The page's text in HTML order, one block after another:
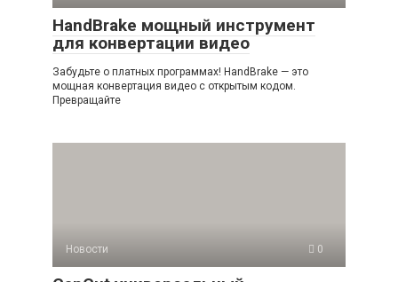
HandBrake мощный инструмент
для конвертации видео
Забудьте о платных программах! HandBrake — это
мощная конвертация видео с открытым кодом.
Превращайте
Новости 0